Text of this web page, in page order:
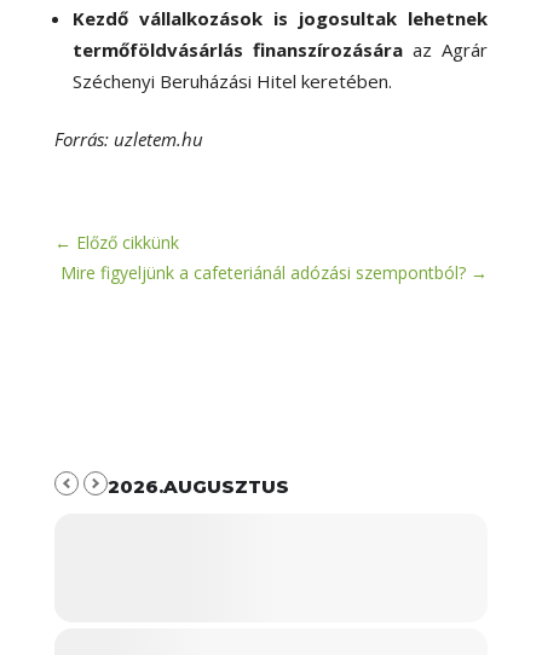
Kezdő vállalkozások is jogosultak lehetnek
termőföldvásárlás finanszírozásáraaz Agrár
Széchenyi Beruházási Hitel keretében.
Forrás: uzletem.hu
← Előző cikkünk
Mire figyeljünk a cafeteriánál adózási szempontból? →
2026.AUGUSZTUS